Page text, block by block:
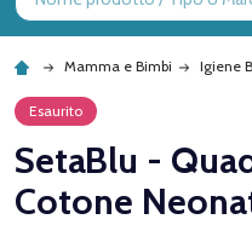
Mamma e Bimbi Igiene
Esaurito
SetaBlu -
Cotone